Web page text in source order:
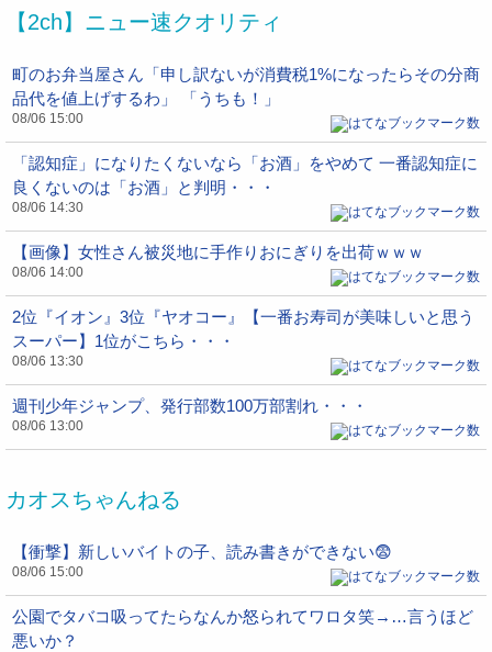
【2ch】ニュー速クオリティ
町のお弁当屋さん「申し訳ないが消費税1%になったらその分商
品代を値上げするわ」 「うちも！」
08/06 15:00
「認知症」になりたくないなら「お酒」をやめて 一番認知症に
良くないのは「お酒」と判明・・・
08/06 14:30
【画像】女性さん被災地に手作りおにぎりを出荷ｗｗｗ
08/06 14:00
2位『イオン』3位『ヤオコー』【一番お寿司が美味しいと思う
スーパー】1位がこちら・・・
08/06 13:30
週刊少年ジャンプ、発行部数100万部割れ・・・
08/06 13:00
カオスちゃんねる
【衝撃】新しいバイトの子、読み書きができない😨
08/06 15:00
公園でタバコ吸ってたらなんか怒られてワロタ笑→…言うほど
悪いか？